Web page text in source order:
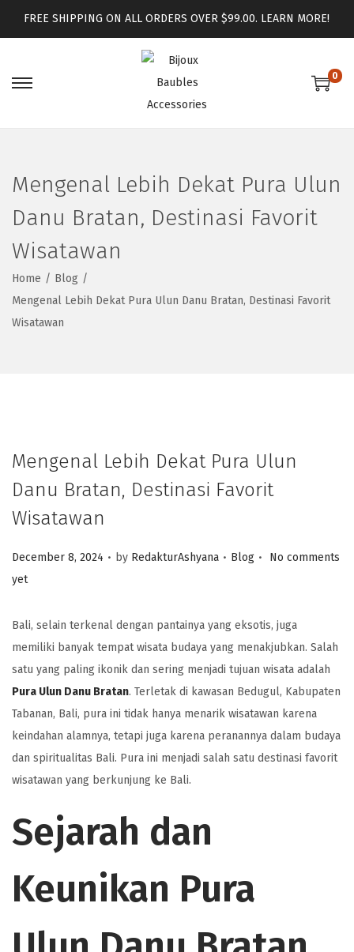
FREE SHIPPING ON ALL ORDERS OVER $99.00. LEARN MORE!
0
Mengenal Lebih Dekat Pura Ulun
Danu Bratan, Destinasi Favorit
Wisatawan
Home / Blog /
Mengenal Lebih Dekat Pura Ulun Danu Bratan, Destinasi Favorit
Wisatawan
Mengenal Lebih Dekat Pura Ulun
Danu Bratan, Destinasi Favorit
Wisatawan
Posted on
December 8, 2024 . by RedakturAshyana . Posted in
Blog .
No comments
yet
Bali, selain terkenal dengan pantainya yang eksotis, juga
memiliki banyak tempat wisata budaya yang menakjubkan. Salah
satu yang paling ikonik dan sering menjadi tujuan wisata adalah
Pura Ulun Danu Bratan. Terletak di kawasan Bedugul, Kabupaten
Tabanan, Bali, pura ini tidak hanya menarik wisatawan karena
keindahan alamnya, tetapi juga karena peranannya dalam budaya
dan spiritualitas Bali. Pura ini menjadi salah satu destinasi favorit
wisatawan yang berkunjung ke Bali.
Sejarah dan
Keunikan Pura